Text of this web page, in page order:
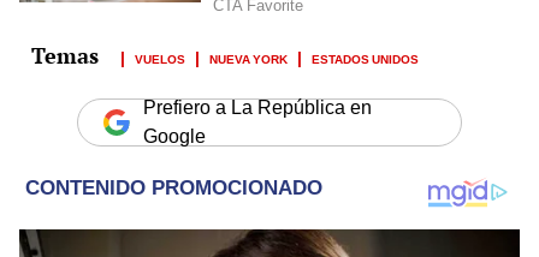
VUELOS NUEVA YORK ESTADOS UNIDOS
Prefiero a La República en
Google